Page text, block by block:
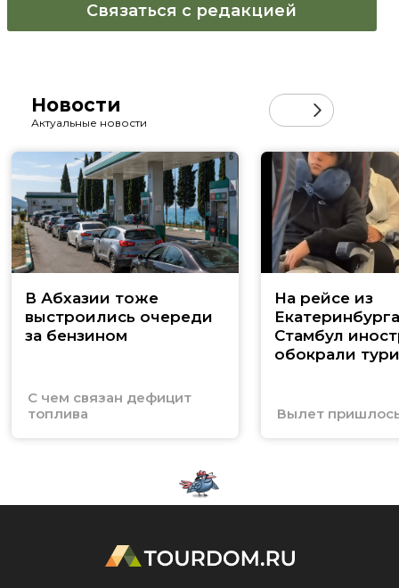
Связаться с редакцией
Новости
Актуальные новости
В Абхазии тоже
выстроились очереди
за бензином
С чем связан дефицит
топлива
На рейсе из
Стамбул
обокрали
Вылет